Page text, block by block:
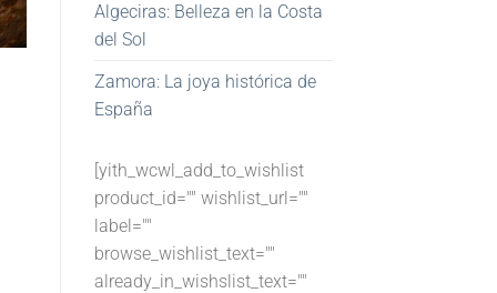
Algeciras: Belleza en la Costa
del Sol
Zamora: La joya histórica de
España
[yith_wcwl_add_to_wishlist
product_id="" wishlist_url=""
label=""
browse_wishlist_text=""
already_in_wishslist_text=""